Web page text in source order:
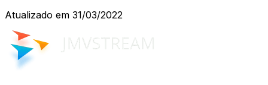
Atualizado em 31/03/2022